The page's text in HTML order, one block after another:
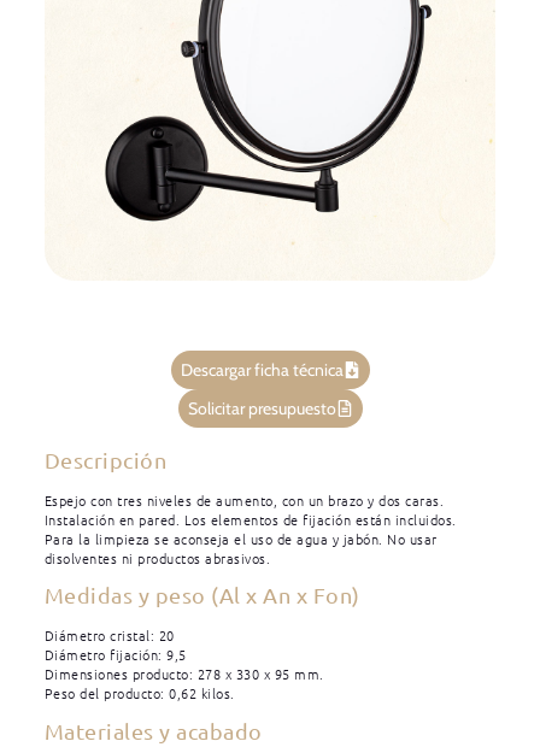
Descargar ficha técnica
Solicitar presupuesto
Descripción
Espejo con tres niveles de aumento, con un brazo y dos caras.
Instalación en pared. Los elementos de fijación están incluidos.
Para la limpieza se aconseja el uso de agua y jabón. No usar
disolventes ni productos abrasivos.
Medidas y peso (Al x An x Fon)
Diámetro cristal: 20
Diámetro fijación: 9,5
Dimensiones producto: 278 x 330 x 95 mm.
Peso del producto: 0,62 kilos.
Materiales y acabado